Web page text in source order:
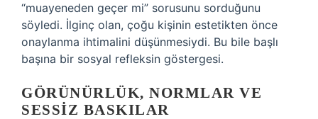
“muayeneden geçer mi” sorusunu sorduğunu
söyledi. İlginç olan, çoğu kişinin estetikten önce
onaylanma ihtimalini düşünmesiydi. Bu bile başlı
başına bir sosyal refleksin göstergesi.
GÖRÜNÜRLÜK, NORMLAR VE
SESSIZ BASKILAR